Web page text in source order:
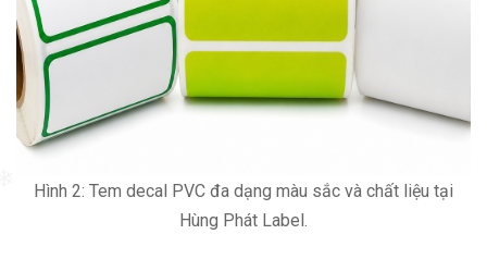
Hình 2: Tem decal PVC đa dạng màu sắc và chất liệu tại
Hùng Phát Label.